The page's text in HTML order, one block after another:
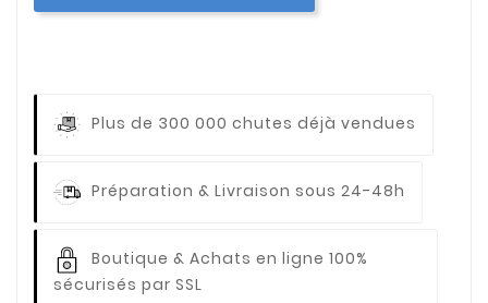
Plus de 300 000 chutes déjà vendues
Préparation & Livraison sous 24-48h
Boutique & Achats en ligne 100%
sécurisés par SSL